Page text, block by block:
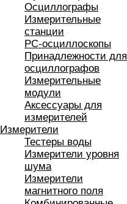
Осциллографы
Измерительные
станции
РС-осциллоскопы
Принадлежности для
осциллографов
Измерительные
модули
Аксессуары для
измерителей
Измерители
Тестеры воды
Измерители уровня
шума
Измерители
магнитного поля